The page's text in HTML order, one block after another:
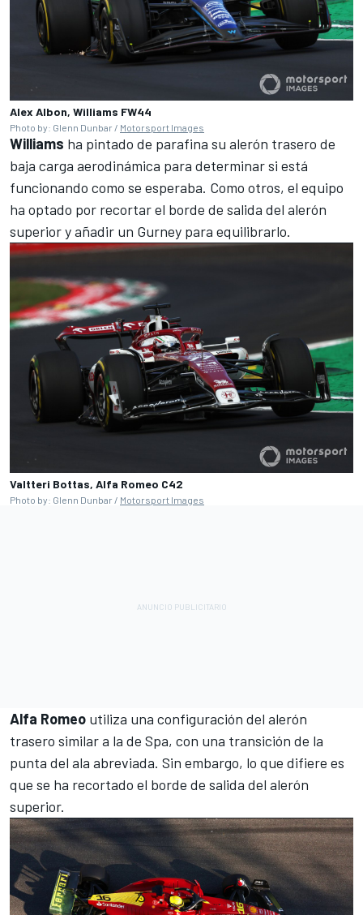
Alex Albon, Williams FW44
Photo by: Glenn Dunbar / Motorsport Images
Williams ha pintado de parafina su alerón trasero de
baja carga aerodinámica para determinar si está
funcionando como se esperaba. Como otros, el equipo
ha optado por recortar el borde de salida del alerón
superior y añadir un Gurney para equilibrarlo.
Valtteri Bottas, Alfa Romeo C42
Photo by: Glenn Dunbar / Motorsport Images
Alfa Romeo utiliza una configuración del alerón
trasero similar a la de Spa, con una transición de la
punta del ala abreviada. Sin embargo, lo que difiere es
que se ha recortado el borde de salida del alerón
superior.